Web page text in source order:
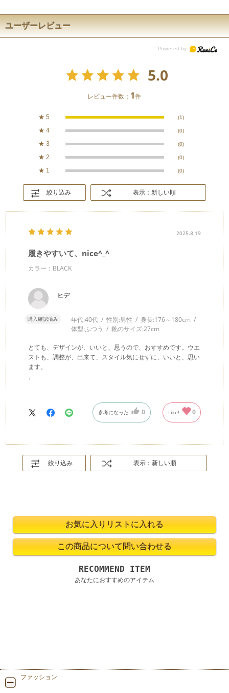
ユーザーレビュー
5.0
レビュー件数： 1件
★ 5 (1)
★ 4 (0)
★ 3 (0)
★ 2 (0)
★ 1 (0)
絞り込み 表示：新しい順
2025.8.19
履きやすいて、nice^_^
カラー：BLACK
ヒデ
購入確認済み 年代:40代 性別:男性 身長:176～180cm
体型:ふつう 靴のサイズ:27cm
とても、デザインが、いいと、思うので、おすすめです。ウエ
ストも、調整が、出来て、スタイル気にせずに、いいと、思い
ます。
、
参考になった 0 Like! 0
絞り込み 表示：新しい順
RECOMMEND ITEM
あなたにおすすめのアイテム
ファッション